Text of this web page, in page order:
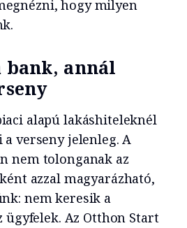
hogy milyen
annál
alapú lakáshiteleknél
verseny jelenleg. A
nem tolonganak az
azzal magyarázható,
nem keresik a
Az Otthon Start